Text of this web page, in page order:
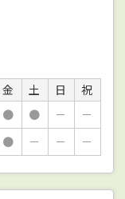
金 土 日
祝
● ● －
－
● － － －